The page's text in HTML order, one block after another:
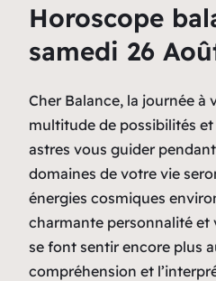
Horoscope
samedi 26
Cher Balance, la journée à
multitude de possibilités et
astres vous guider
domaines de votre vie
énergies cosmiques
charmante personnalité et
se font sentir encore plus
compréhension et